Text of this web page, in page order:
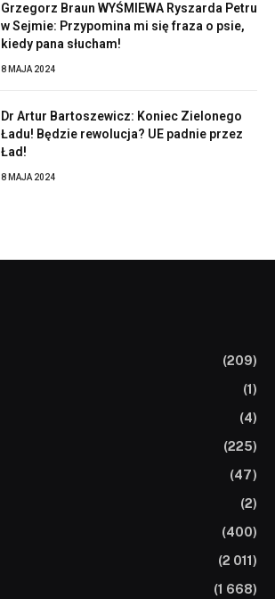
Grzegorz Braun WYŚMIEWA Ryszarda Petru
w Sejmie: Przypomina mi się fraza o psie,
kiedy pana słucham!
8 MAJA 2024
Dr Artur Bartoszewicz: Koniec Zielonego
Ładu! Będzie rewolucja? UE padnie przez
Ład!
8 MAJA 2024
(209)
(1)
(4)
(225)
(47)
(2)
(400)
(2 011)
(1 668)